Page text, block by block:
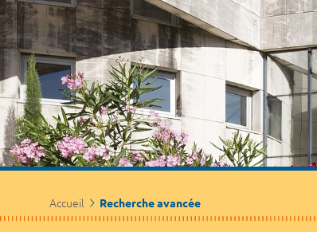
Accueil Recherche avancée